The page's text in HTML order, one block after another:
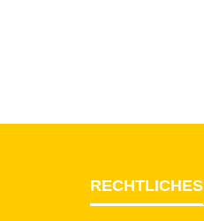
RECHTLICHES